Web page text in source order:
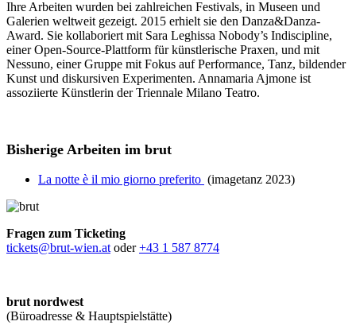
Ihre Arbeiten wurden bei zahlreichen Festivals, in Museen und
Galerien weltweit gezeigt. 2015 erhielt sie den Danza&Danza-
Award. Sie kollaboriert mit Sara Leghissa Nobody’s Indiscipline,
einer Open-Source-Plattform für künstlerische Praxen, und mit
Nessuno, einer Gruppe mit Fokus auf Performance, Tanz, bildender
Kunst und diskursiven Experimenten. Annamaria Ajmone ist
assoziierte Künstlerin der Triennale Milano Teatro.
Bisherige Arbeiten im brut
La notte è il mio giorno preferito (imagetanz 2023)
Fragen zum Ticketing
tickets@brut-wien.at oder+43 1 587 8774
brut nordwest
(Büroadresse & Hauptspielstätte)